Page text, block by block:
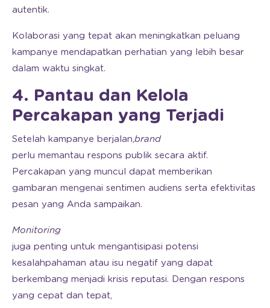
autentik.
Kolaborasi yang tepat akan meningkatkan peluang
kampanye mendapatkan perhatian yang lebih besar
dalam waktu singkat.
4. Pantau dan Kelola
Percakapan yang Terjadi
Setelah kampanye berjalan,brand
perlu memantau respons publik secara aktif.
Percakapan yang muncul dapat memberikan
gambaran mengenai sentimen audiens serta efektivitas
pesan yang Anda sampaikan.
Monitoring
juga penting untuk mengantisipasi potensi
kesalahpahaman atau isu negatif yang dapat
berkembang menjadi krisis reputasi. Dengan respons
yang cepat dan tepat,